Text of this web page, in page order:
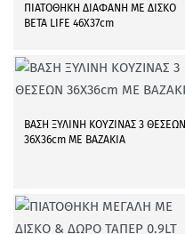
ΠΙΑΤΟΘΗΚΗ ΔΙΑΦΑΝΗ ΜΕ ΔΙΣΚΟ
BETA LIFE 46Χ37cm
ΒΑΣΗ ΞΥΛΙΝΗ ΚΟΥΖΙΝΑΣ 3 ΘΕΣΕΩΝ
36Χ36cm ΜΕ ΒΑΖΑΚΙΑ